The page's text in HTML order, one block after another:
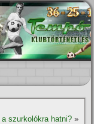
szurkolókra hatni?»